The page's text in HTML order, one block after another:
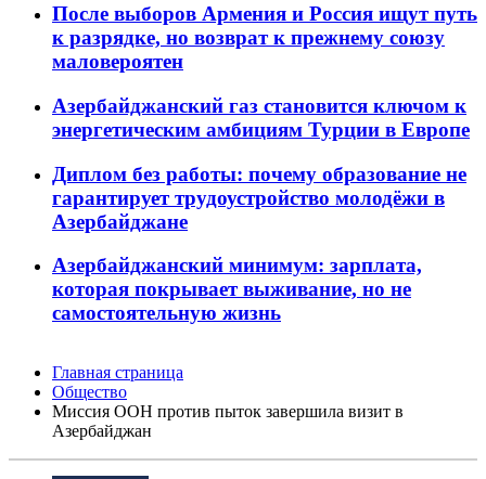
После выборов Армения и Россия ищут путь
к разрядке, но возврат к прежнему союзу
маловероятен
Азербайджанский газ становится ключом к
энергетическим амбициям Турции в Европе
Диплом без работы: почему образование не
гарантирует трудоустройство молодёжи в
Азербайджане
Азербайджанский минимум: зарплата,
которая покрывает выживание, но не
самостоятельную жизнь
Главная страница
Общество
Миссия ООН против пыток завершила визит в
Азербайджан